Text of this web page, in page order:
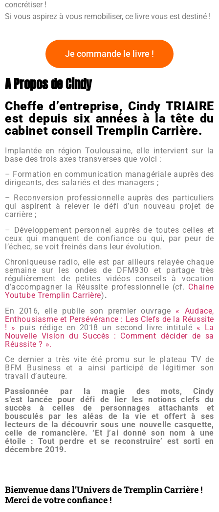
concrétiser !
Si vous aspirez à vous remobiliser, ce livre vous est destiné !
Je commande le livre !
A Propos de Cindy
Cheffe d’entreprise, Cindy TRIAIRE
est depuis six années à la tête du
cabinet conseil Tremplin Carrière.
Implantée en région Toulousaine, elle intervient sur la
base des trois axes transverses que voici :
– Formation en communication managériale auprès des
dirigeants, des salariés et des managers ;
– Reconversion professionnelle auprès des particuliers
qui aspirent à relever le défi d’un nouveau projet de
carrière ;
– Développement personnel auprès de toutes celles et
ceux qui manquent de confiance ou qui, par peur de
l’échec, se voit freinés dans leur évolution.
Chroniqueuse radio, elle est par ailleurs relayée chaque
semaine sur les ondes de DFM930 et partage très
régulièrement de petites vidéos conseils à vocation
d’accompagner la Réussite professionnelle (cf. Chaine
Youtube Tremplin Carrière).
En 2016, elle publie son premier ouvrage « Audace,
Enthousiasme et Persévérance : Les Clefs de la Réussite
! » puis rédige en 2018 un second livre intitulé « La
Nouvelle Vision du Succès : Comment décider de sa
Réussite ? ».
Ce dernier a très vite été promu sur le plateau TV de
BFM Business et a ainsi participé de légitimer son
travail d’auteure.
Passionnée par la magie des mots, Cindy
s’est
lancée pour défi de lier les notions clefs du
succès à celles de personnages attachants et
bousculés par les aléas de la vie et offert à ses
lecteursde
la découvrir sous une nouvelle casquette,
celle de romancière. ‘Et j’ai donné son nom à une
étoile : Tout perdre et se reconstruire’ est sorti en
décembre 2019.
Bienvenue dans l’Univers de Tremplin Carrière !
Merci de votre confiance !